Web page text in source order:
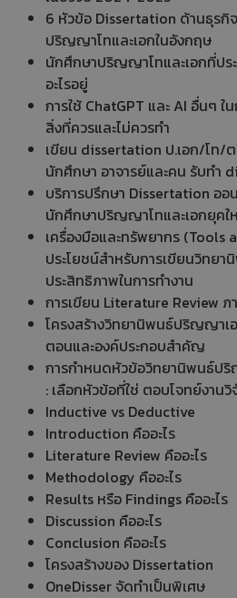
6 หัวข้อ Dissertation ด้านธุรกิ
ปริญญาโทและเอกในอังกฤษ
นักศึกษาปริญญาโทและเอกที่ปร
อะไรอยู่
การใช้ ChatGPT และ AI อื่นๆ ใ
สิ่งที่ควรและไม่ควรทำ
เขียน dissertation ป.เอก/โท/ต
นักศึกษา อาจารย์และคน รับทำ
บริการปรึกษา Dissertation อ
นักศึกษาปริญญาโทและเอกยุคใ
เครื่องมือและทรัพยากร (Tools
ประโยชน์สำหรับการเขียนวิทย
ประสิทธิภาพในการทำงาน
การเขียน Literature Review
โครงสร้างวิทยานิพนธ์ปริญญาเ
ตอนและองค์ประกอบสำคัญ
การกำหนดหัวข้อวิทยานิพนธ์ป
: เลือกหัวข้อที่ใช่ ตอบโจทย์งานวิ
Inductive vs Deductive
Introduction คืออะไร
Literature Review คืออะไร
Methodology คืออะไร
Results หรือ Findings คืออะไร
Discussion คืออะไร
Conclusion คืออะไร
โครงสร้างของ Dissertation
OneDisser จัดทำเป็นพิเศษ